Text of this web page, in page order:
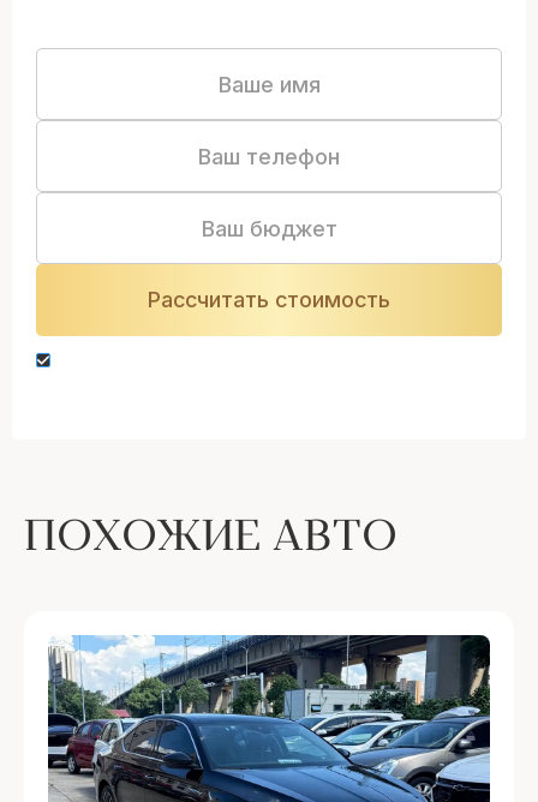
ПОХОЖИЕ АВТО